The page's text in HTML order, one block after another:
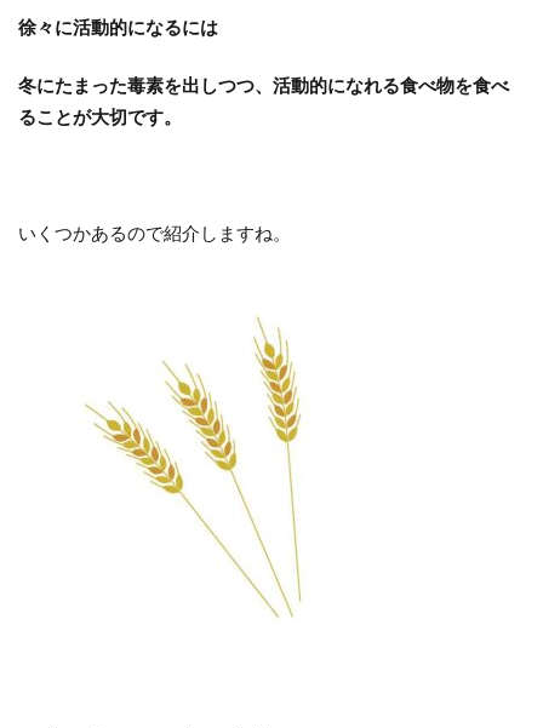
徐々に活動的になるには
冬にたまった毒素を出しつつ、活動的になれる食べ物を食べ
ることが大切です。
いくつかあるので紹介しますね。